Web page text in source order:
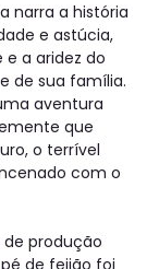
narra a história
e astúcia,
a aridez do
de sua família.
aventura
que
o terrível
com o
produção